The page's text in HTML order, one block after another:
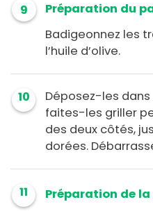
9
Préparation du
Badigeonnez les
l’huile d’olive.
10
Déposez-les
faites-les griller
des deux côtés,
dorées.
11
Préparation de